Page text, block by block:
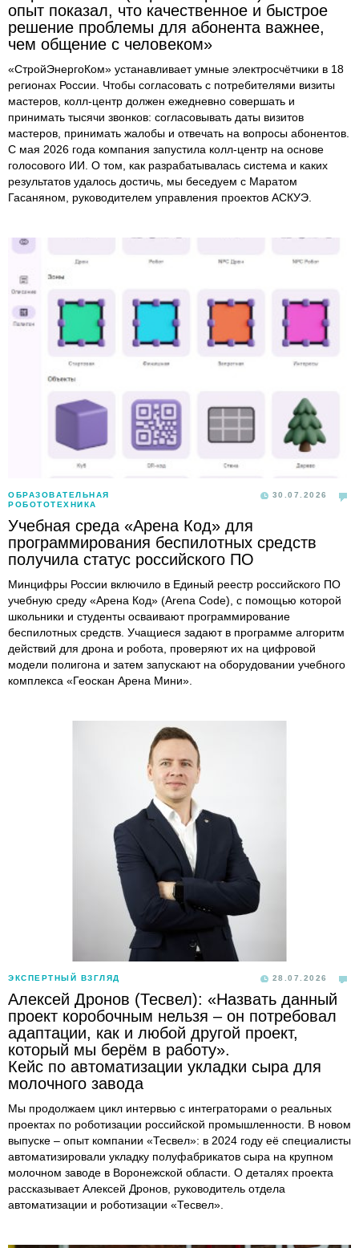
опыт показал, что качественное и быстрое
решение проблемы для абонента важнее,
чем общение с человеком»
«СтройЭнергоКом» устанавливает умные электросчётчики в 18
регионах России. Чтобы согласовать с потребителями визиты
мастеров, колл-центр должен ежедневно совершать и
принимать тысячи звонков: согласовывать даты визитов
мастеров, принимать жалобы и отвечать на вопросы абонентов.
С мая 2026 года компания запустила колл-центр на основе
голосового ИИ. О том, как разрабатывалась система и каких
результатов удалось достичь, мы беседуем с Маратом
Гасаняном, руководителем управления проектов АСКУЭ.
ОБРАЗОВАТЕЛЬНАЯ
РОБОТОТЕХНИКА
30.07.2026
Учебная среда «Арена Код» для
программирования беспилотных средств
получила статус российского ПО
Минцифры России включило в Единый реестр российского ПО
учебную среду «Арена Код» (Arena Code), с помощью которой
школьники и студенты осваивают программирование
беспилотных средств. Учащиеся задают в программе алгоритм
действий для дрона и робота, проверяют их на цифровой
модели полигона и затем запускают на оборудовании учебного
комплекса «Геоскан Арена Мини».
ЭКСПЕРТНЫЙ ВЗГЛЯД 28.07.2026
Алексей Дронов (Тесвел): «Назвать данный
проект коробочным нельзя – он потребовал
адаптации, как и любой другой проект,
который мы берём в работу».
Кейс по автоматизации укладки сыра для
молочного завода
Мы продолжаем цикл интервью с интеграторами о реальных
проектах по роботизации российской промышленности. В новом
выпуске – опыт компании «Тесвел»: в 2024 году её специалисты
автоматизировали укладку полуфабрикатов сыра на крупном
молочном заводе в Воронежской области. О деталях проекта
рассказывает Алексей Дронов, руководитель отдела
автоматизации и роботизации «Тесвел».